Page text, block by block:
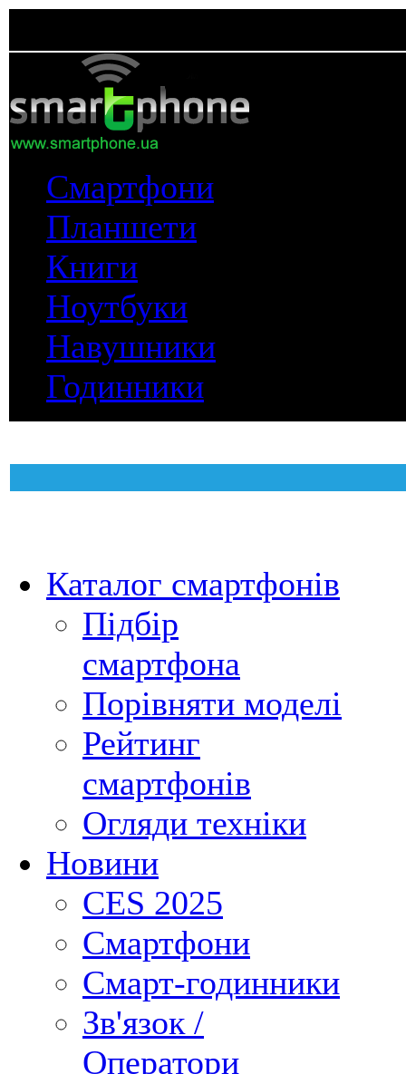
Смартфони
Планшети
Книги
Ноутбуки
Навушники
Годинники
Каталог смартфонів
Підбір
смартфона
Порівняти моделі
Рейтинг
смартфонів
Огляди техніки
Новини
CES 2025
Смартфони
Смарт-годинники
Зв'язок /
Оператори